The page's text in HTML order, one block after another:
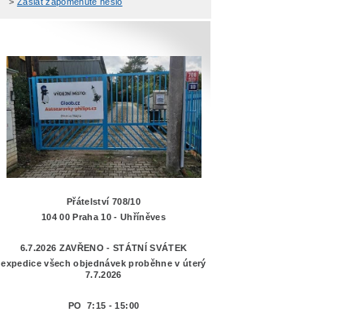
Přátelství 708/10
104 00 Praha 10 - Uhříněves
6.7.2026 ZAVŘENO - STÁTNÍ SVÁTEK
expedice všech objednávek proběhne v úterý
7.7.2026
PO 7:15 - 15:00